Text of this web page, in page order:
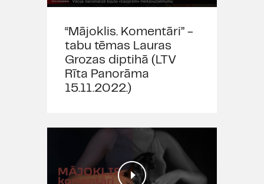
viņa atklāj pusaudzes Terēzes
nobriešana ar seksualitātes
apzināšanos un izpēti kļūst
saistīta ar garīgo dzīvi, tiecoties
pēc viens vesels, taču sastopoties
ar grūtībām, ko reglamentējusi
iespējama bez garīgā piepildījuma,
bet prezervatīvs, kas nostājas
starp sievieti un Dievu, grauj
attiecības ar rituālu, kas ir svarīga
“Mājoklis. Komentāri” -
tabu tēmas Lauras
Grozas diptihā (LTV
Rīta Panorāma
15.11.2022.)